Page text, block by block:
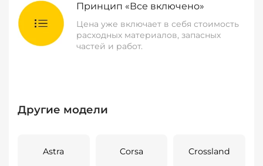
Принцип «Все включено»
Цена уже включает в себя стоимость
расходных материалов, запасных
частей и работ.
Другие модели
Astra Corsa Crossland